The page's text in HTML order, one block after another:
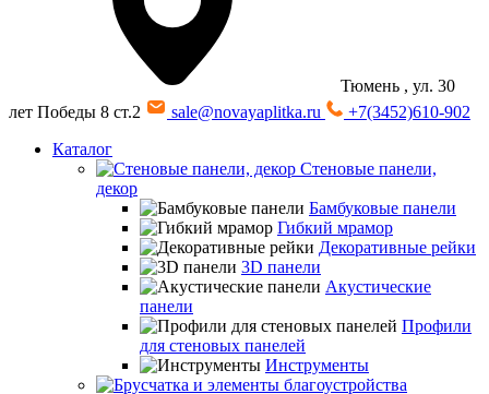
Тюмень , ул. 30
лет Победы 8 ст.2
sale@novayaplitka.ru
+7(3452)610-902
Каталог
Стеновые панели,
декор
Бамбуковые панели
Гибкий мрамор
Декоративные рейки
3D панели
Акустические
панели
Профили
для стеновых панелей
Инструменты